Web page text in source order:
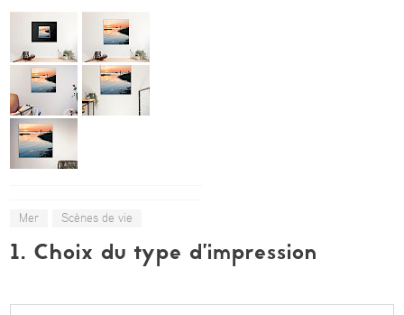
Mer Scènes de vie
1. Choix du type d’impression